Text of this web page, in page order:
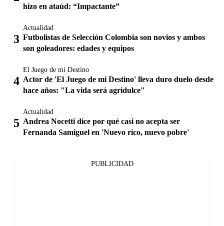
hizo en ataúd: “Impactante”
Actualidad
Futbolistas de Selección Colombia son novios y ambos
son goleadores: edades y equipos
El Juego de mi Destino
Actor de 'El Juego de mi Destino' lleva duro duelo desde
hace años: "La vida será agridulce"
Actualidad
Andrea Nocetti dice por qué casi no acepta ser
Fernanda Samiguel en 'Nuevo rico, nuevo pobre'
PUBLICIDAD